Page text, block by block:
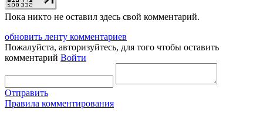
Пока никто не оставил здесь свой комментарий.
обновить ленту комментариев
Пожалуйста, авторизуйтесь, для того чтобы оставить
комментарий Войти
Отправить
Правила комментирования